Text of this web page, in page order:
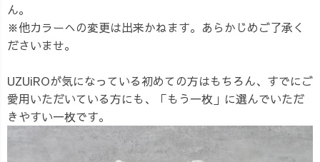
ん。
※他カラーへの変更は出来かねます。あらかじめご了承く
ださいませ。
UZUiROが気になっている初めての方はもちろん、すでにご
愛用いただいている方にも、「もう一枚」に選んでいただ
きやすい一枚です。